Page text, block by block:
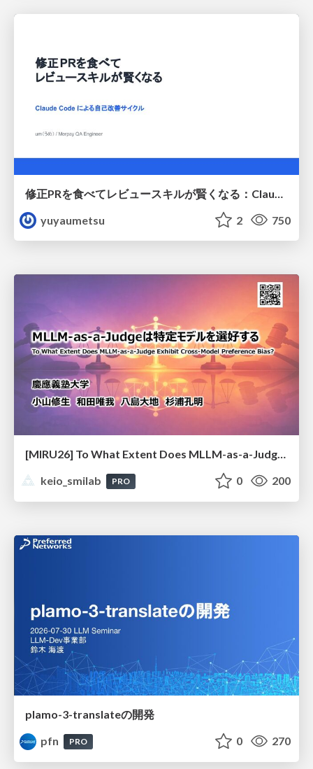
yuyaumetsu
2 750
[MIRU26] To What Extent Does MLLM-as-a-Judge Exhibit Cross-Model Preference Bias?
keio_smilab
PRO 0 200
plamo-3-translateの開発
pfn
PRO 0 270